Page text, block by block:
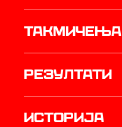
Такмичења
резултати
историја